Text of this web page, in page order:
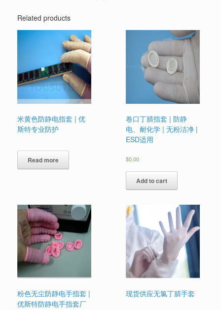
Related products
米黄色防静电指套 | 优
斯特专业防护
Read more
卷口丁腈指套 | 防静
电、耐化学 | 无粉洁净 |
ESD适用
$0.00
Add to cart
粉色无尘防静电手指套 |
优斯特防静电手指套厂
现货供应无氯丁腈手套